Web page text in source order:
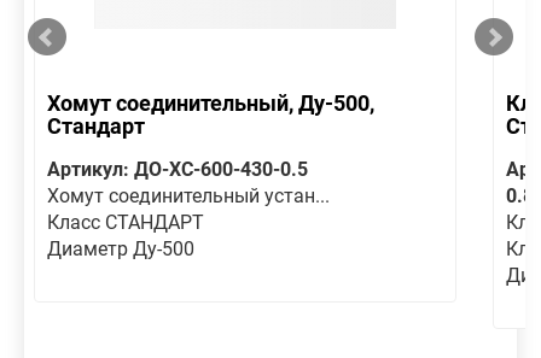
Хомут соединительный, Ду-500,
Стандарт
Артикул: ДО-ХС-600-430-0.5
Хомут соединительный устан...
Класс СТАНДАРТ
Диаметр Ду-500